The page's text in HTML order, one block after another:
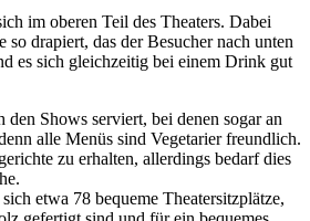
im oberen Teil des Theaters. Dabei
so drapiert, das der Besucher nach unten
es sich gleichzeitig bei einem Drink gut
den Shows serviert, bei denen sogar an
alle Menüs sind Vegetarier freundlich.
zu erhalten, allerdings bedarf dies
etwa 78 bequeme Theatersitzplätze,